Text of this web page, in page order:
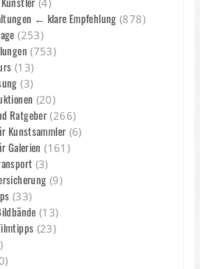
← klare Empfehlung (878)
(253)
(753)
(13)
(3)
(20)
Ratgeber (266)
Kunstsammler (6)
Galerien (161)
(3)
(9)
(33)
(13)
(23)